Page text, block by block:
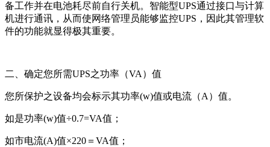
备工作并在电池耗尽前自行关机。智能型UPS通过接口与计算
机进行通讯，从而使网络管理员能够监控UPS，因此其管理软
件的功能就显得极其重要。
二、确定您所需UPS之功率（VA）值
您所保护之设备均会标示其功率(w)值或电流（A）值。
如是功率(w)值÷0.7=VA值；
如市电流(A)值×220＝VA值；